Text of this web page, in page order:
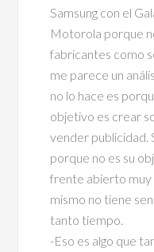
Samsung con el
Motorola porque
fabricantes como
me parece un
no lo hace es
objetivo es crear
vender publicidad.
porque no es su
frente abierto muy
mismo no tiene
tanto tiempo.
-Eso es algo que